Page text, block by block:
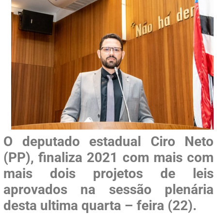
O deputado estadual Ciro Neto
(PP), finaliza 2021 com mais com
mais dois projetos de leis
aprovados na sessão plenária
desta ultima quarta – feira (22).